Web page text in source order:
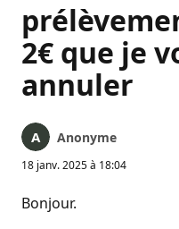
2€ que je
annuler
Anonyme
18 janv. 2025 à 18:04
Bonjour.